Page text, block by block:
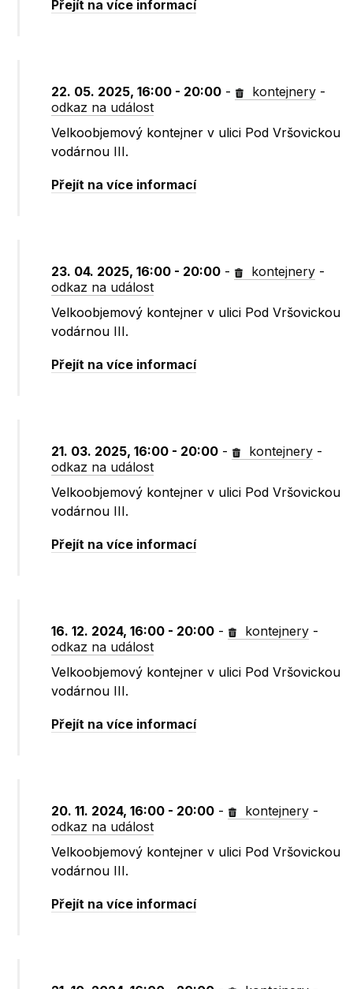
Přejít na více informací
22. 05. 2025, 16:00 - 20:00 - kontejnery -
odkaz na událost
Velkoobjemový kontejner v ulici Pod Vršovickou
vodárnou III.
Přejít na více informací
23. 04. 2025, 16:00 - 20:00 - kontejnery -
odkaz na událost
Velkoobjemový kontejner v ulici Pod Vršovickou
vodárnou III.
Přejít na více informací
21. 03. 2025, 16:00 - 20:00 - kontejnery -
odkaz na událost
Velkoobjemový kontejner v ulici Pod Vršovickou
vodárnou III.
Přejít na více informací
16. 12. 2024, 16:00 - 20:00 - kontejnery -
odkaz na událost
Velkoobjemový kontejner v ulici Pod Vršovickou
vodárnou III.
Přejít na více informací
20. 11. 2024, 16:00 - 20:00 - kontejnery -
odkaz na událost
Velkoobjemový kontejner v ulici Pod Vršovickou
vodárnou III.
Přejít na více informací